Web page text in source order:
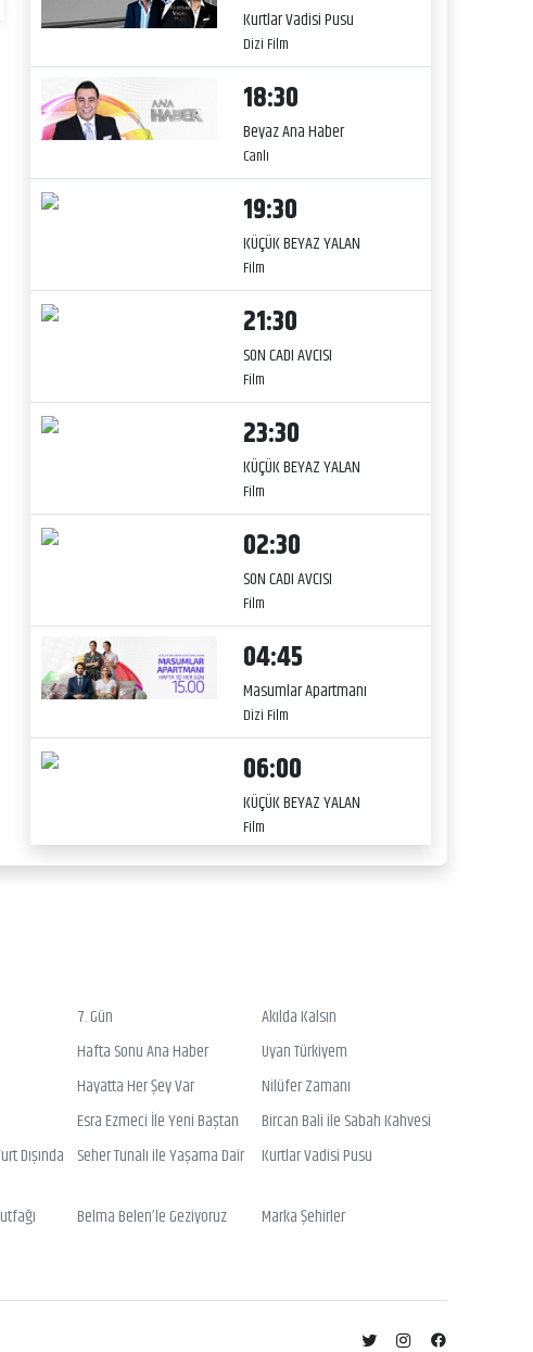
Kurtlar Vadisi Pusu
Dizi Film
18:30
Beyaz Ana Haber
Canlı
19:30
KÜÇÜK BEYAZ YALAN
Film
21:30
SON CADI AVCISI
Film
23:30
KÜÇÜK BEYAZ YALAN
Film
02:30
SON CADI AVCISI
Film
04:45
Masumlar Apartmanı
Dizi Film
06:00
KÜÇÜK BEYAZ YALAN
Film
7. Gün
Akılda Kalsın
Hafta Sonu Ana Haber
Uyan Türkiyem
Hayatta Her Şey Var
Nilüfer Zamanı
Esra Ezmeci İle Yeni Baştan
Bircan Bali ile Sabah Kahvesi
Dışında Seher Tunalı ile Yaşama Dair Kurtlar Vadisi Pusu
Belma Belen’le Geziyoruz
Marka Şehirler